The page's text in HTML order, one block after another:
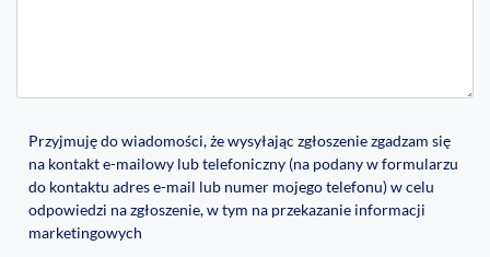
Przyjmuję do wiadomości, że wysyłając zgłoszenie zgadzam się
na kontakt e-mailowy lub telefoniczny (na podany w formularzu
do kontaktu adres e-mail lub numer mojego telefonu) w celu
odpowiedzi na zgłoszenie, w tym na przekazanie informacji
marketingowych